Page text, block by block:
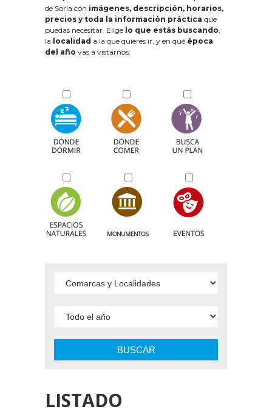
de Soria con imágenes, descripción, horarios,
precios y toda la información práctica que
puedas necesitar. Elige lo que estás buscando,
la localidad a la que quieres ir, y en qué época
del año vas a vistarnos:
BUSCAR
LISTADO